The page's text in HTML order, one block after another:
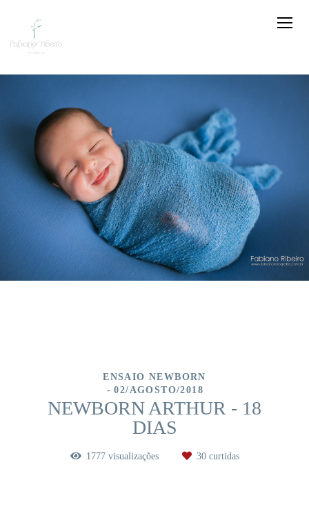
ENSAIO NEWBORN
02/AGOSTO/2018
NEWBORN ARTHUR - 18
DIAS
1777visualizações 30curtidas